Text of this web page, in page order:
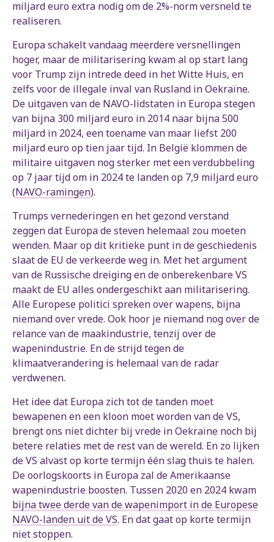
miljard euro extra nodig om de 2%-norm versneld te
realiseren.
Europa schakelt vandaag meerdere versnellingen
hoger, maar de militarisering kwam al op start lang
voor Trump zijn intrede deed in het Witte Huis, en
zelfs voor de illegale inval van Rusland in Oekraïne.
De uitgaven van de NAVO-lidstaten in Europa stegen
van bijna 300 miljard euro in 2014 naar bijna 500
miljard in 2024, een toename van maar liefst 200
miljard euro op tien jaar tijd. In België klommen de
militaire uitgaven nog sterker met een verdubbeling
op 7 jaar tijd om in 2024 te landen op 7,9 miljard euro
(NAVO-ramingen).
Trumps vernederingen en het gezond verstand
zeggen dat Europa de steven helemaal zou moeten
wenden. Maar op dit kritieke punt in de geschiedenis
slaat de EU de verkeerde weg in. Met het argument
van de Russische dreiging en de onberekenbare VS
maakt de EU alles ondergeschikt aan militarisering.
Alle Europese politici spreken over wapens, bijna
niemand over vrede. Ook hoor je niemand nog over de
relance van de maakindustrie, tenzij over de
wapenindustrie. En de strijd tegen de
klimaatverandering is helemaal van de radar
verdwenen.
Het idee dat Europa zich tot de tanden moet
bewapenen en een kloon moet worden van de VS,
brengt ons niet dichter bij vrede in Oekraïne noch bij
betere relaties met de rest van de wereld. En zo lijken
de VS alvast op korte termijn één slag thuis te halen.
De oorlogskoorts in Europa zal de Amerikaanse
wapenindustrie boosten. Tussen 2020 en 2024 kwam
bijna twee derde van de wapenimport in de Europese
NAVO-landen uit de VS. En dat gaat op korte termijn
niet stoppen.